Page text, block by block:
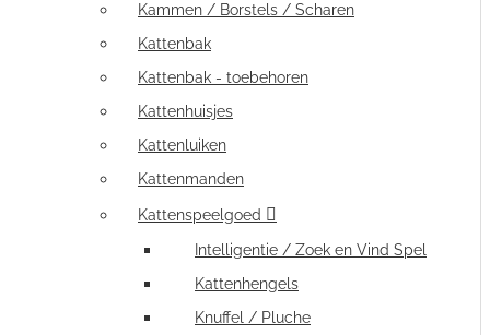
Kammen / Borstels / Scharen
Kattenbak
Kattenbak - toebehoren
Kattenhuisjes
Kattenluiken
Kattenmanden
Kattenspeelgoed
Intelligentie / Zoek en Vind Spel
Kattenhengels
Knuffel / Pluche